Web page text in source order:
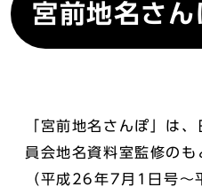
宮前地名さん
「宮前地名さんぽ」は
員会地名資料室監修の
（平成26年7月1日号～